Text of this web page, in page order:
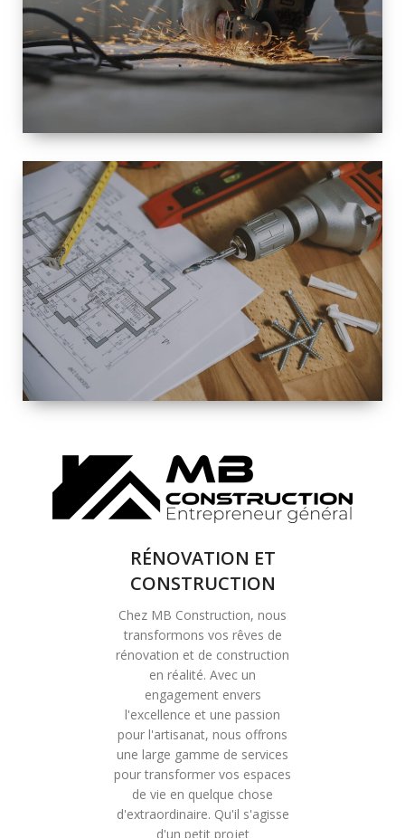
ESPACE
RÉNOVATION
INTÉRIEURE ET
EXTÉRIEURE
SOLUTIONS DE
RÉNOVATION
COMPLÈTE
RÉNOVATION ET
CONSTRUCTION
Chez MB Construction, nous
transformons vos rêves de
rénovation et de construction
en réalité. Avec un
engagement envers
l'excellence et une passion
pour l'artisanat, nous offrons
une large gamme de services
pour transformer vos espaces
de vie en quelque chose
d'extraordinaire. Qu'il s'agisse
d'un petit projet